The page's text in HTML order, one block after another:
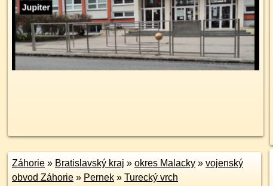
Záhorie » Bratislavský kraj » okres Malacky » vojenský
obvod Záhorie » Pernek » Turecký vrch